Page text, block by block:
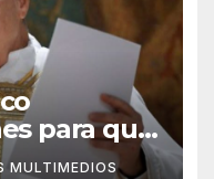
para que
el país
MULTIMEDIOS